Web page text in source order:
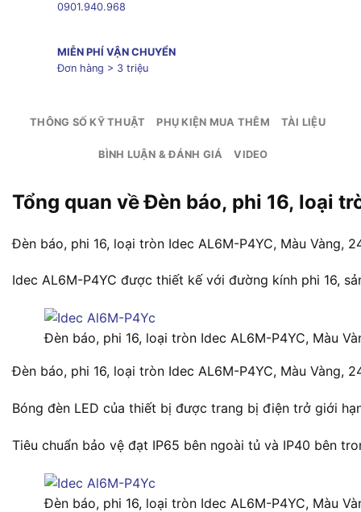
0901.940.968
MIỄN PHÍ VẬN CHUYỂN
Đơn hàng > 3 triệu
THÔNG SỐ KỸ THUẬT PHỤ KIỆN MUA THÊM TÀI LIỆU
BÌNH LUẬN & ĐÁNH GIÁ VIDEO
Tổng quan về Đèn báo, phi 16, loại
Đèn báo, phi 16, loại tròn Idec AL6M-P4YC, Màu
Idec AL6M-P4YC được thiết kế với đường kính phi 16,
Đèn báo, phi 16, loại tròn Idec AL6M-P4YC, Màu
Đèn báo, phi 16, loại tròn Idec AL6M-P4YC, Màu Vàng,
Bóng đèn LED của thiết bị được trang bị điện trở giới
Tiêu chuẩn bảo vệ đạt IP65 bên ngoài tủ và IP40 bên
Đèn báo, phi 16, loại tròn Idec AL6M-P4YC, Màu